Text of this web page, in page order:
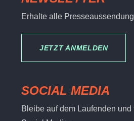
Erhalte alle
JETZT ANMELDEN
SOCIAL MEDIA
Bleibe auf dem Laufenden und